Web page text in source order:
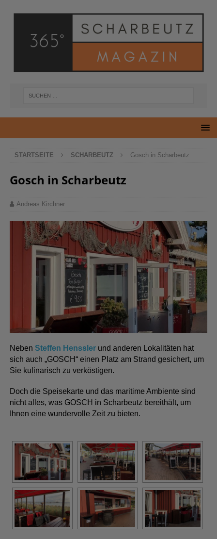
STARTSEITE SCHARBEUTZ Gosch in Scharbeutz
Gosch in Scharbeutz
Andreas Kirchner
Neben Steffen Henssler und anderen Lokalitäten hat
sich auch „GOSCH“ einen Platz am Strand gesichert, um
Sie kulinarisch zu verköstigen.
Doch die Speisekarte und das maritime Ambiente sind
nicht alles, was GOSCH in Scharbeutz bereithält, um
Ihnen eine wundervolle Zeit zu bieten.